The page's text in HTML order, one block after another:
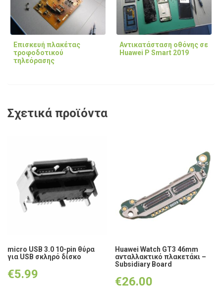
Επισκευή πλακέτας
τροφοδοτικού
τηλεόρασης
Αντικατάσταση οθόνης σε
Huawei P Smart 2019
Σχετικά προϊόντα
micro USB 3.0 10-pin θύρα
για USB σκληρό δίσκο
€5.99
Huawei Watch GT3 46mm
ανταλλακτικό πλακετάκι –
Subsidiary Board
€26.00